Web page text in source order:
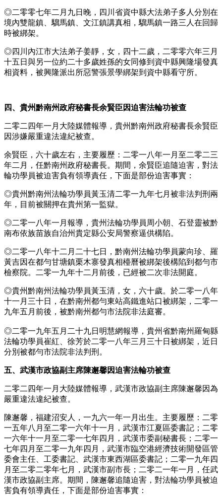
◎二零零七年二月九日晚，四川省資中縣大法弟子多人分別在
境內雙龍鎮、騮馬鎮、文江鎮講真相，騮馬鎮一路三人在回歸
時被綁架。
◎四川內江市大法弟子姜靜，女，四十二歲，二零零六年三月
十五日與另一位約二十多歲姓孫的女同修到資中縣興隆場發真
相資料，被興隆派出所惡警張景學綁架到資中縣看守所。
四、貴州黔南州政府秘書長余賢臣因迫害法輪功被查
二零二四年一月大陸媒體報導，貴州黔南州政府秘書長余賢臣
因涉嫌嚴重違法違紀被查。
余賢臣，六十歲左右，主要履歷：二零一八年一月至二零二三
年二月，任黔南州政府秘書長。期間，余賢臣追隨迫害，對法
輪功學員被迫害負有領導責任，下面是部份迫害事實：
◎貴州黔南州法輪功學員黃玉清二零一九年七月被非法判刑兩
年，目前被關押在貴州第一監獄。
◎二零一八年一月報導，貴州法輪功學員周小朝、石登靈被黔
南布依族苗族自治州貴定縣公安局警察逼供構陷。
◎二零一八年十二月二十七日，黔南州法輪功學員蒙向珍、羅
黃吉因在都勻甘塘鎮栗木寨發真相檯曆被綁架後構陷到都勻市
檢察院。二零一九年十二月前後，已經被二次非法開庭。
◎貴州黔南州法輪功學員黃玉清，女，六十歲。於二零一八年
十一月三十日，在黔南州都勻東站高鐵進站口被綁架，二零一
九年五月前後，被黔南州都勻市法院非法庭審。
◎二零一九年五月二十九日明慧網報導，貴州省黔南州羅甸縣
法輪功學員崔紅、徐芳於二零一八年三月三十日被綁架，近日
分別被都勻市法院非法判刑。
五、武漢市政協副主席陳邂馨因迫害法輪功被查
二零二四年一月大陸媒體報導，武漢市政協副主席陳邂馨因為
嚴重違法違紀被查。
陳邂馨，福建沼安人，一九六一年一月出生。主要履歷：二零
一五年八月至二零一六年十一月，武漢市江夏區委書記；二零
一六年十一月至二零一七年四月，武漢市委副秘書長；二零一
七年四月至二零一九年四月，武漢市臨空港經濟技術開發區管
委會主任、工委書記、武漢市東西湖區委書記；二零一九年四
月至二零二零年七月，武漢市副市長；二零二一年一月，任武
漢市政協副主席。期間，陳邂馨追隨迫害，對法輪功學員被迫
害負有領導責任，下面是部份迫害事實：